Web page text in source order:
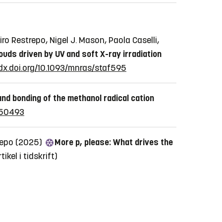
Restrepo, Nigel J. Mason, Paola Caselli,
driven by UV and soft X-ray irradiation
10.1093/mnras/staf595
bonding of the methanol radical cation
(2025)
More p, please: What drives the
i tidskrift)